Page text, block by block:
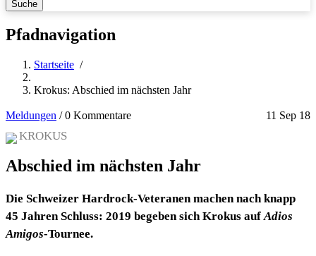
Pfadnavigation
Startseite /
Krokus: Abschied im nächsten Jahr
Meldungen 11 Sep 18
/0 Kommentare
KROKUS
Abschied im nächsten Jahr
Die Schweizer Hardrock-Veteranen machen nach knapp
45 Jahren Schluss: 2019 begeben sich Krokus aufAdios
Amigos-Tournee.